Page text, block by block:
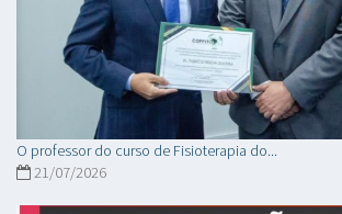
O professor do curso de Fisioterapia do...
21/07/2026